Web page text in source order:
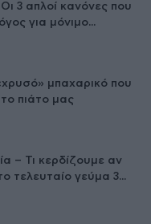
3 απλοί κανόνες που
για μόνιμο...
μπαχαρικό που
πιάτο μας
– Τι κερδίζουμε αν
τελευταίο γεύμα 3...